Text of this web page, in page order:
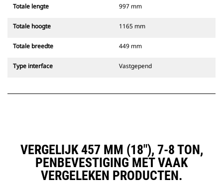
Totale lengte 997 mm
Totale hoogte 1165 mm
Totale breedte 449 mm
Type interface Vastgepend
VERGELIJK 457 MM (18"), 7-8 TON,
PENBEVESTIGING MET VAAK
VERGELEKEN PRODUCTEN.